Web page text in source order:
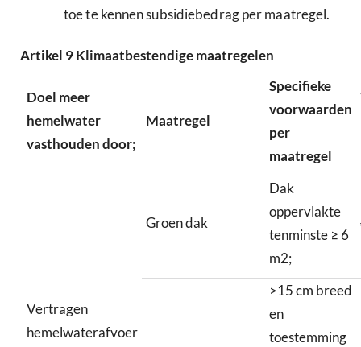
toe te kennen subsidiebedrag per maatregel.
Artikel 9Klimaatbestendige maatregelen
Doel meer
hemelwater
vasthouden door;
Maatregel
Specifieke
voorwaarden
per
maatregel
Vertragen
hemelwaterafvoer
Groen dak
Dak
oppervlakte
tenminste ≥ 6
m2;
>15 cm breed
en
toestemming